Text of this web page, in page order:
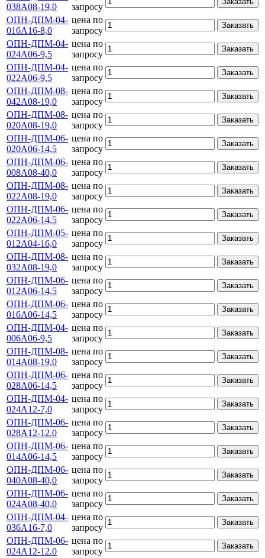
038А08-19,0
запросу
ОПН-ДПМ-04-
016А16-8,0
цена по
запросу
Заказать
ОПН-ДПМ-04-
024А06-9,5
цена по
запросу
Заказать
ОПН-ДПМ-04-
022А06-9,5
цена по
запросу
Заказать
ОПН-ДПМ-08-
042А08-19,0
цена по
запросу
Заказать
ОПН-ДПМ-08-
020А08-19,0
цена по
запросу
Заказать
ОПН-ДПМ-06-
020А06-14,5
цена по
запросу
Заказать
ОПН-ДПМ-06-
008А08-40,0
цена по
запросу
Заказать
ОПН-ДПМ-08-
022А08-19,0
цена по
запросу
Заказать
ОПН-ДПМ-06-
022А06-14,5
цена по
запросу
Заказать
ОПН-ДПМ-05-
012А04-16,0
цена по
запросу
Заказать
ОПН-ДПМ-08-
032А08-19,0
цена по
запросу
Заказать
ОПН-ДПМ-06-
012А06-14,5
цена по
запросу
Заказать
ОПН-ДПМ-06-
016А06-14,5
цена по
запросу
Заказать
ОПН-ДПМ-04-
006А06-9,5
цена по
запросу
Заказать
ОПН-ДПМ-08-
014А08-19,0
цена по
запросу
Заказать
ОПН-ДПМ-06-
028А06-14,5
цена по
запросу
Заказать
ОПН-ДПМ-04-
024А12-7,0
цена по
запросу
Заказать
ОПН-ДПМ-06-
028А12-12.0
цена по
запросу
Заказать
ОПН-ДПМ-06-
014А06-14,5
цена по
запросу
Заказать
ОПН-ДПМ-06-
040А08-40,0
цена по
запросу
Заказать
ОПН-ДПМ-06-
024А08-40,0
цена по
запросу
Заказать
ОПН-ДПМ-04-
036А16-7,0
цена по
запросу
Заказать
ОПН-ДПМ-06-
024А12-12.0
цена по
запросу
Заказать